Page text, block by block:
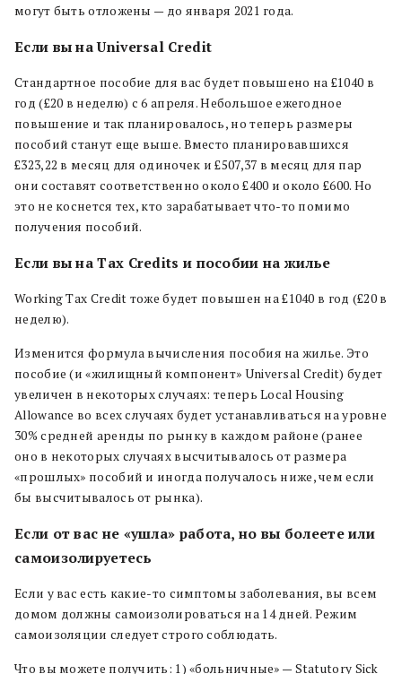
могут быть отложены — до января 2021 года.
Если вы на Universal Credit
Стандартное пособие для вас будет повышено на £1040 в
год (£20 в неделю) с 6 апреля. Небольшое ежегодное
повышение и так планировалось, но теперь размеры
пособий станут еще выше. Вместо планировавшихся
£323,22 в месяц для одиночек и £507,37 в месяц для пар
они составят соответственно около £400 и около £600. Но
это не коснется тех, кто зарабатывает что-то помимо
получения пособий.
Если вы на Tax Credits и пособии на жилье
Working Tax Credit тоже будет повышен на £1040 в год (£20 в
неделю).
Изменится формула вычисления пособия на жилье. Это
пособие (и «жилищный компонент» Universal Credit) будет
увеличен в некоторых случаях: теперь Local Housing
Allowance во всех случаях будет устанавливаться на уровне
30% средней аренды по рынку в каждом районе (ранее
оно в некоторых случаях высчитывалось от размера
«прошлых» пособий и иногда получалось ниже, чем если
бы высчитывалось от рынка).
Если от вас не «ушла» работа, но вы болеете или
самоизолируетесь
Если у вас есть какие-то симптомы заболевания, вы всем
домом должны самоизолироваться на 14 дней. Режим
самоизоляции следует строго соблюдать.
Что вы можете получить: 1) «больничные» — Statutory Sick